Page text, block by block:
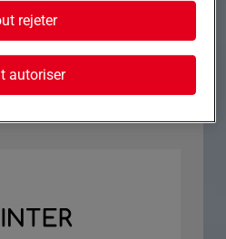
et nous vous
rapidement possible
rejeter
autoriser